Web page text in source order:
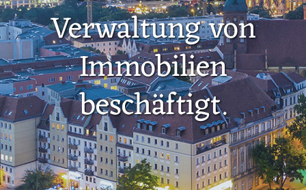
Verwaltung von
Immobilien
beschäftigt.